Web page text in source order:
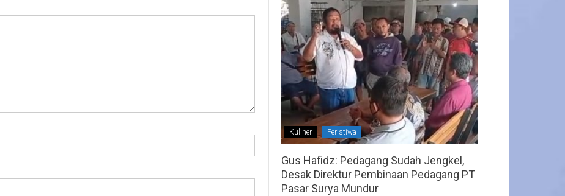
Kuliner Peristiwa
Gus Hafidz: Pedagang Sudah Jengkel,
Desak Direktur Pembinaan Pedagang PT
Pasar Surya Mundur